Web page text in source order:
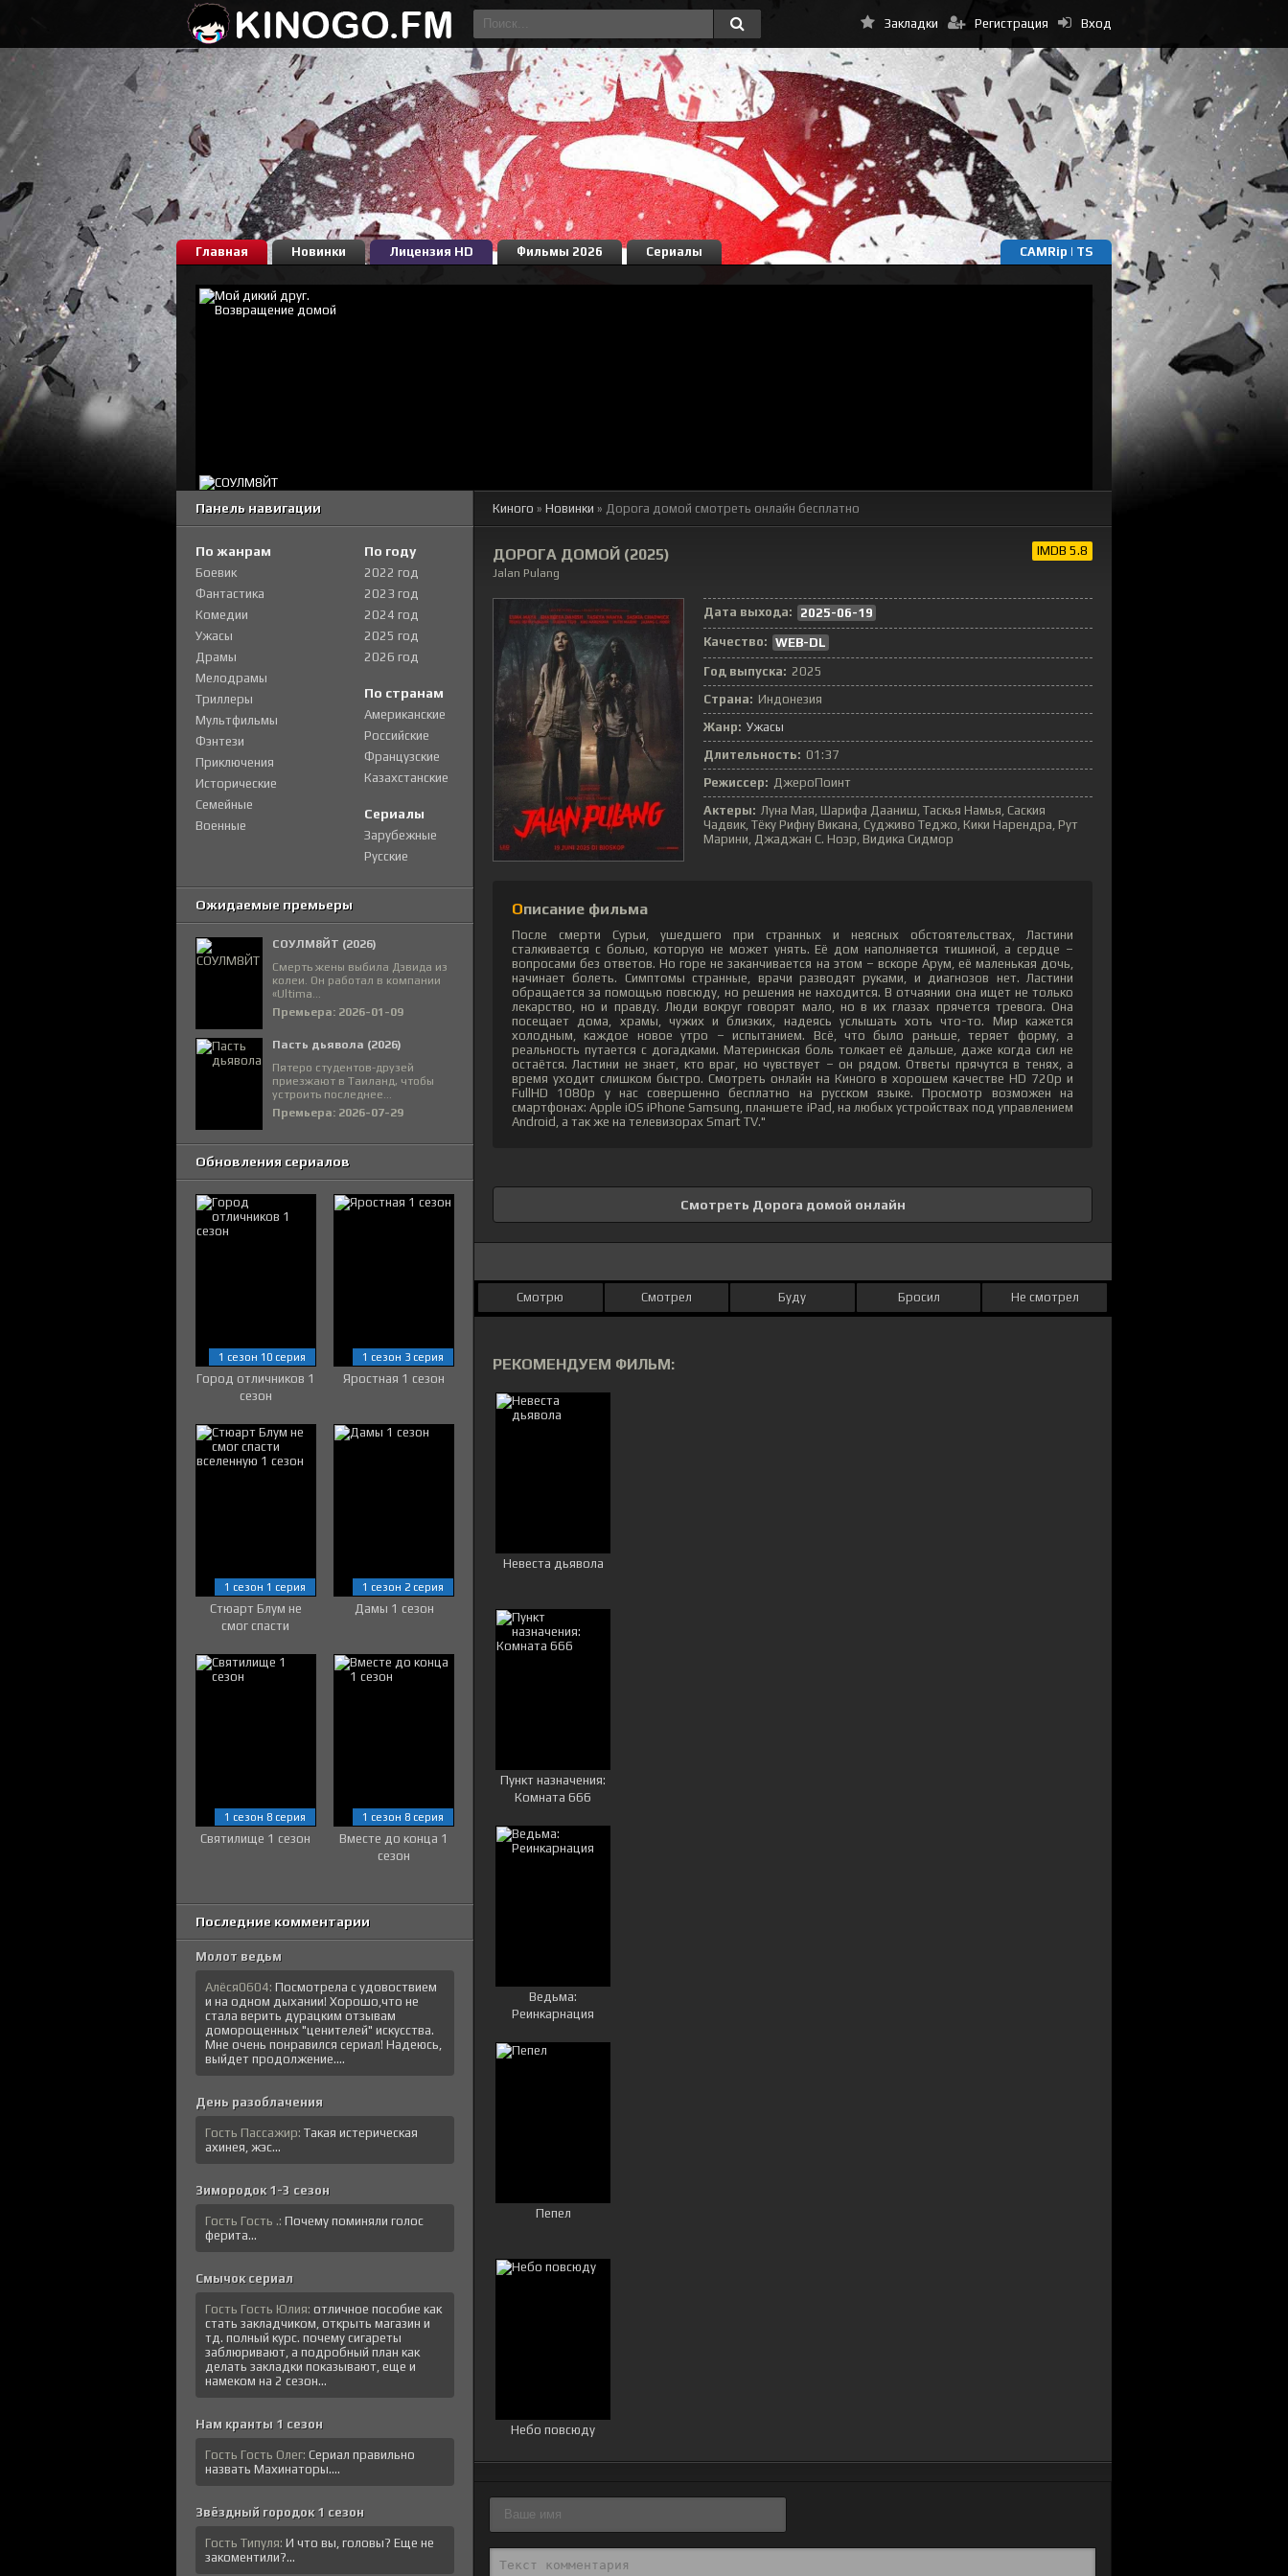
Вход
Регистрация
Закладки
Главная Новинки Лицензия HD Фильмы 2026 Сериалы CAMRip | TS
Киного » Новинки » Дорога домой смотреть онлайн бесплатно
ДОРОГА ДОМОЙ (2025)
Jalan Pulang
IMDB 5.8
Дата выхода:
2025-06-19
Качество: WEB-DL
Год выпуска: 2025
Страна: Индонезия
Жанр: Ужасы
Длительность: 01:37
Режиссер: ДжероПоинт
Актеры: Луна Мая, Шарифа Дааниш, Таскья Намья, Саския
Чадвик, Тёку Рифну Викана, Судживо Теджо, Кики Нарендра, Рут
Марини, Джаджан С. Ноэр, Видика Сидмор
Описание фильма
После смерти Сурьи, ушедшего при странных и неясных обстоятельствах, Ластини
сталкивается с болью, которую не может унять. Её дом наполняется тишиной, а сердце –
вопросами без ответов. Но горе не заканчивается на этом – вскоре Арум, её маленькая дочь,
начинает болеть. Симптомы странные, врачи разводят руками, и диагнозов нет. Ластини
обращается за помощью повсюду, но решения не находится. В отчаянии она ищет не только
лекарство, но и правду. Люди вокруг говорят мало, но в их глазах прячется тревога. Она
посещает дома, храмы, чужих и близких, надеясь услышать хоть что-то. Мир кажется
холодным, каждое новое утро – испытанием. Всё, что было раньше, теряет форму, а
реальность путается с догадками. Материнская боль толкает её дальше, даже когда сил не
остаётся. Ластини не знает, кто враг, но чувствует – он рядом. Ответы прячутся в тенях, а
время уходит слишком быстро. Смотреть онлайн на Киного в хорошем качестве HD 720p и
FullHD 1080p у нас совершенно бесплатно на русском языке. Просмотр возможен на
смартфонах: Apple iOS iPhone Samsung, планшете iPad, на любых устройствах под управлением
Android, а так же на телевизорах Smart TV."
Смотреть Дорога домой онлайн
Смотрю Смотрел Буду Бросил Не смотрел
РЕКОМЕНДУЕМ ФИЛЬМ:
Невеста дьявола
Пункт назначения:
Комната 666
Ведьма:
Реинкарнация
Пепел
Небо повсюду
Панель навигации
По жанрам
Боевик
Фантастика
Комедии
Ужасы
Драмы
Мелодрамы
Триллеры
Мультфильмы
Фэнтези
Приключения
Исторические
Семейные
Военные
По году
2022 год
2023 год
2024 год
2025 год
2026 год
По странам
Американские
Российские
Французские
Казахстанские
Сериалы
Зарубежные
Русские
Ожидаемые премьеры
СОУЛМ8ЙТ (2026)
Смерть жены выбила Дэвида из
колеи. Он работал в компании
«Ultima...
Премьера: 2026-01-09
Пасть дьявола (2026)
Пятеро студентов-друзей
приезжают в Таиланд, чтобы
устроить последнее...
Премьера: 2026-07-29
Обновления сериалов
Город отличников 1
сезон
1 сезон 10 серия
Яростная 1 сезон
1 сезон 3 серия
Стюарт Блум не
смог спасти
1 сезон 1 серия
Дамы 1 сезон
1 сезон 2 серия
Святилище 1 сезон
1 сезон 8 серия
Вместе до конца 1
сезон
1 сезон 8 серия
Последние комментарии
Молот ведьм
Алёся0604: Посмотрела с удовоствием
и на одном дыхании! Хорошо,что не
стала верить дурацким отзывам
доморощенных "ценителей" искусства.
Мне очень понравился сериал! Надеюсь,
выйдет продолжение....
День разоблачения
Гость Пассажир: Такая истерическая
ахинея, жэс...
Зимородок 1-3 сезон
Гость Гость .: Почему поминяли голос
ферита...
Смычок сериал
Гость Гость Юлия: отличное пособие как
стать закладчиком, открыть магазин и
тд. полный курс. почему сигареты
заблюривают, а подробный план как
делать закладки показывают, еще и
намеком на 2 сезон...
Нам кранты 1 сезон
Гость Гость Олег: Сериал правильно
назвать Махинаторы....
Звёздный городок 1 сезон
Гость Типуля: И что вы, головы? Еще не
закоментили?...